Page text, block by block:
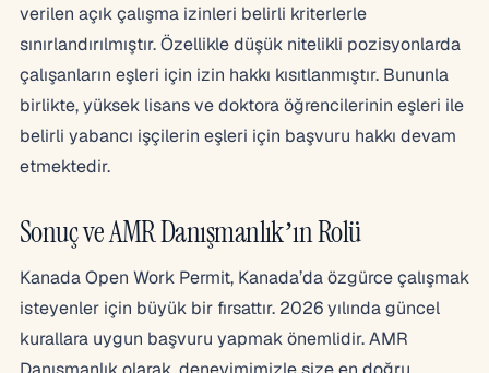
verilen açık çalışma izinleri belirli kriterlerle
sınırlandırılmıştır. Özellikle düşük nitelikli pozisyonlarda
çalışanların eşleri için izin hakkı kısıtlanmıştır. Bununla
birlikte, yüksek lisans ve doktora öğrencilerinin eşleri ile
belirli yabancı işçilerin eşleri için başvuru hakkı devam
etmektedir.
Sonuç ve AMR Danışmanlık’ın Rolü
Kanada Open Work Permit, Kanada’da özgürce çalışmak
isteyenler için büyük bir fırsattır. 2026 yılında güncel
kurallara uygun başvuru yapmak önemlidir. AMR